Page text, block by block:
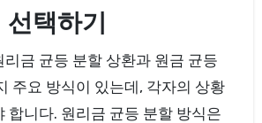
택하기
금 균등 분할 상환과 원금 균등
주요 방식이 있는데, 각자의 상황
합니다. 원리금 균등 분할 방식은